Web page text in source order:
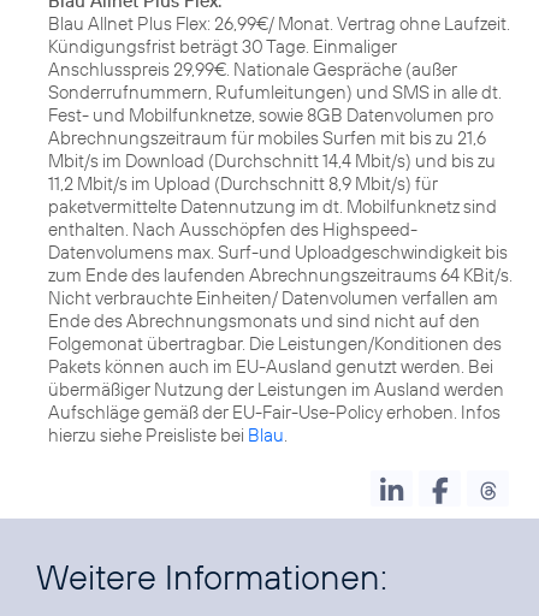
Blau Allnet Plus Flex: 26,99€/ Monat. Vertrag ohne Laufzeit.
Kündigungsfrist beträgt 30 Tage. Einmaliger
Anschlusspreis 29,99€. Nationale Gespräche (außer
Sonderrufnummern, Rufumleitungen) und SMS in alle dt.
Fest- und Mobilfunknetze, sowie 8GB Datenvolumen pro
Abrechnungszeitraum für mobiles Surfen mit bis zu 21,6
Mbit/s im Download (Durchschnitt 14,4 Mbit/s) und bis zu
11,2 Mbit/s im Upload (Durchschnitt 8,9 Mbit/s) für
paketvermittelte Datennutzung im dt. Mobilfunknetz sind
enthalten. Nach Ausschöpfen des Highspeed-
Datenvolumens max. Surf-und Uploadgeschwindigkeit bis
zum Ende des laufenden Abrechnungszeitraums 64 KBit/s.
Nicht verbrauchte Einheiten/ Datenvolumen verfallen am
Ende des Abrechnungsmonats und sind nicht auf den
Folgemonat übertragbar. Die Leistungen/Konditionen des
Pakets können auch im EU-Ausland genutzt werden. Bei
übermäßiger Nutzung der Leistungen im Ausland werden
Aufschläge gemäß der EU-Fair-Use-Policy erhoben. Infos
hierzu siehe Preisliste bei Blau.
Weitere Informationen: